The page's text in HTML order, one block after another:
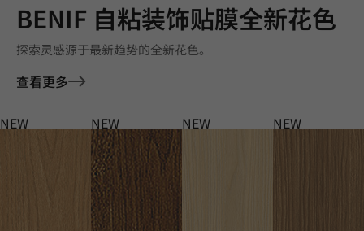
BENIF 自粘装饰贴膜全新花色
探索灵感源于最新趋势的全新花色。
查看更多
NEW NEW NEW NEW